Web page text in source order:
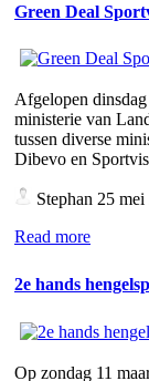
Green Deal
Afgelopen
ministerie van
tussen diverse
Dibevo en
Stephan 25
Read more
2e hands
Op zondag 11